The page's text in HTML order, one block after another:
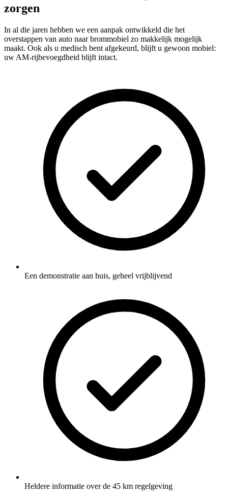
zorgen
In al die jaren hebben we een aanpak ontwikkeld die het
overstappen van auto naar brommobiel zo makkelijk mogelijk
maakt. Ook als u medisch bent afgekeurd, blijft u gewoon mobiel:
uw AM-rijbevoegdheid blijft intact.
Een demonstratie aan huis, geheel vrijblijvend
Heldere informatie over de 45 km regelgeving